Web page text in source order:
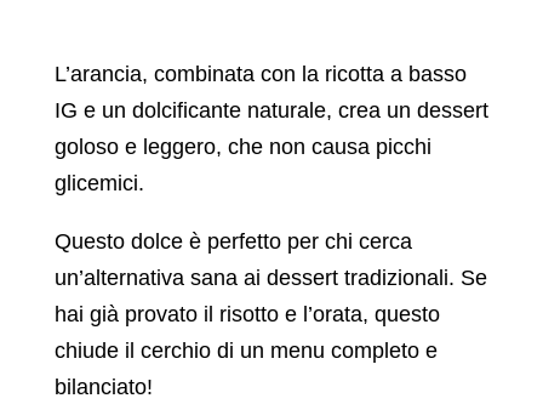
L’arancia, combinata con la ricotta a basso
IG e un dolcificante naturale, crea un dessert
goloso e leggero, che non causa picchi
glicemici.
Questo dolce è perfetto per chi cerca
un’alternativa sana ai dessert tradizionali. Se
hai già provato il risotto e l’orata, questo
chiude il cerchio di un menu completo e
bilanciato!